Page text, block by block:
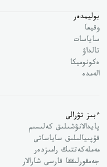
بوليمدەر
وقيعا
ساياسات
تالداۋ
ەكونوميكا
الەمدە
ءبىز تۋرالى
پايدالانۋشىلىق كەلىسىم
قۇپىيالىلىق ساياساتى
مەملەكەتتىك رامىزدەر
جەمقورلىققا قارسى شارالار